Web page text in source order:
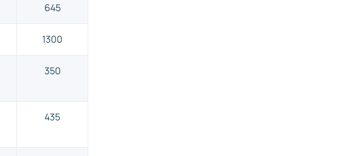
645
1300
350
435